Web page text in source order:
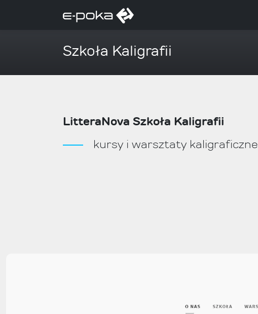
Szkoła Kaligrafii
LitteraNova Szkoła Kaligrafii
kursy i warsztaty kaligraficzne